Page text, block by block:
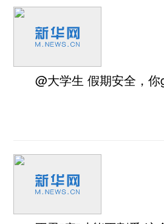
@大学生 假期安全，你